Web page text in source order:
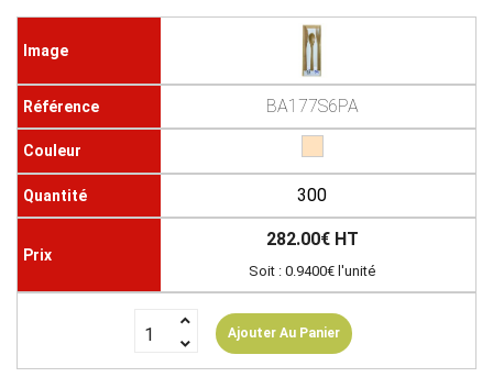
BA177S6PA
300
282.00€ HT
Soit : 0.9400€ l'unité
Ajouter Au Panier